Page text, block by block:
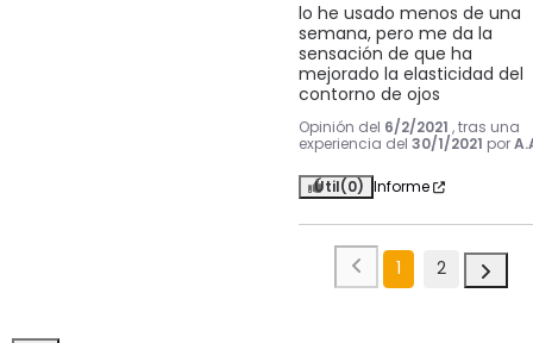
lo he usado menos de una
semana, pero me da la
sensación de que ha
mejorado la elasticidad del
contorno de ojos
Opinión del 6/2/2021 , tras una
experiencia del 30/1/2021 por
Útil(0) Informe
1 2